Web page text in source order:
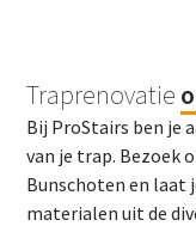
Traprenovatie
Bij ProStairs ben je
van je trap. Bezoek
Bunschoten en laat
materialen uit de